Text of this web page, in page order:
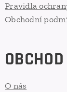
Pravidla
Obchodní
OBCHOD
O nás